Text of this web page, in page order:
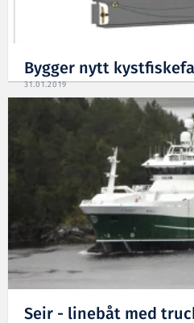
Bygger nytt
31.01.2019
Seir - linebåt med